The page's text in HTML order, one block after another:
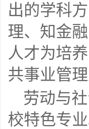
出的学科
理、知金
人才为培
共事业管
劳动与
校特色专